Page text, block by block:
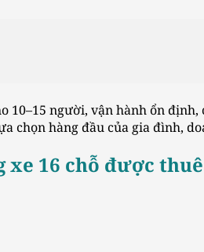
10–15 người, vận hành ổn
chọn hàng đầu của gia đình,
xe 16 chỗ được